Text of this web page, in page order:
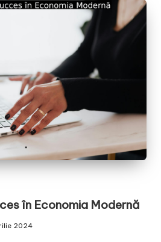
în Economia Modernă
2024